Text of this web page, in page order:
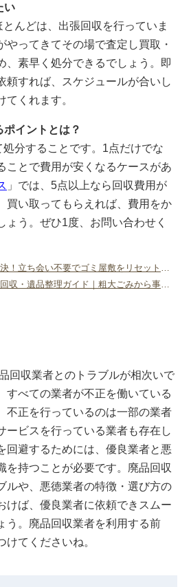
い
んどは、出張回収を行っていま
やってきてその場で査定し買取・
、素早く処分できるでしょう。即
頼すれば、スケジュールが合いし
てくれます。
イントとは？
分することです。1点だけでな
ことで費用が安くなるケースがあ
」では、5点以上なら回収費用が
買い取ってもらえれば、費用をか
ょう。ぜひ1度、お問い合わせく
回収業者とのトラブルが相次いで
すべての業者が不正を働いている
不正を行っているのは一部の業者
ービスを行っている業者も存在し
回避するためには、優良業者と悪
を持つことが必要です。廃品回収
ルや、悪徳業者の特徴・選び方の
けば、優良業者に依頼できスムー
う。廃品回収業者を利用する前
けてくださいね。